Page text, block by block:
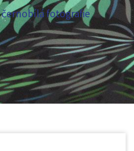
černobílá fotografie